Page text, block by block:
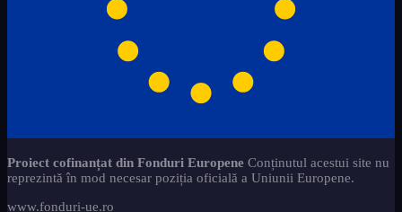
Proiect cofinanțat din Fonduri Europene Conținutul acestui site nu
reprezintă în mod necesar poziția oficială a Uniunii Europene.
www.fonduri-ue.ro